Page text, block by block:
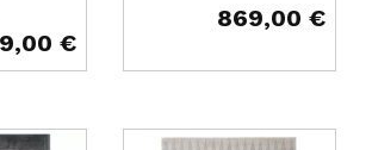
€
869,00 €